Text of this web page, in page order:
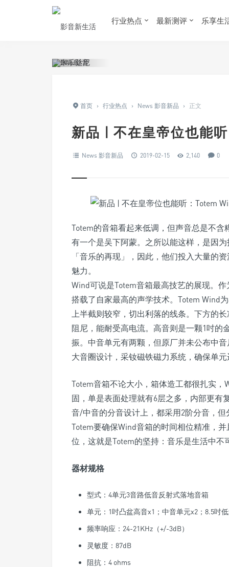
行业热点 最新测评 乐享生
首页 › 行业热点 › News 影音新品 › 正文
新品 | 不在皇帝位也能
News 影音新品 2019-02-15 2,140 0
Totem的音箱看起来低调，但声音总是不
有一个是吴下阿蒙。之所以能这样，是因
「音乐的再现」，因此，他们投入大量的
魅力。
Wind可说是Totem音箱最高技艺的展现。
搭载了自家最高的声学技术。Totem Wind
上半截则较窄，切出利落的线条。下方的
阻尼，能耐受高电流。高音则是一颗1吋的
振。中音单元有两颗，但原厂并未公布中
大音圈设计，采钕磁铁磁力系统，确保单
Totem音箱不论大小，箱体造工都很扎实
固，单是表面处理就有6层之多，内部更
音/中音的分音设计上，都采用2阶分音，
Totem要确保Wind音箱的时间相位精准，
位，这就是Totem的坚持：音乐是生活中不
器材规格
型式：4单元3音路低音反射式落地音箱
单元：1吋凸盆高音x1；中音单元x2；8.5吋
频率响应：24-21KHz（+/-3dB）
灵敏度：87dB
阻抗：4 ohms